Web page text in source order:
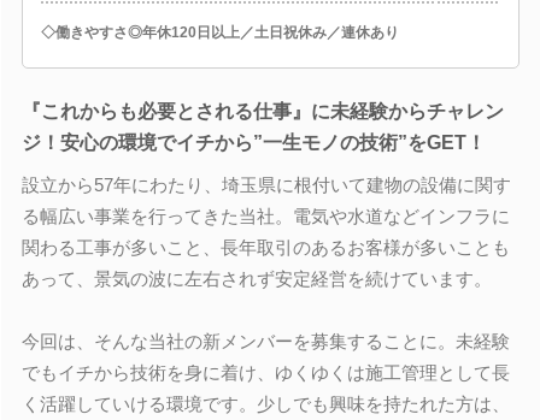
◇働きやすさ◎年休120日以上／土日祝休み／連休あり
『これからも必要とされる仕事』に未経験からチャレン
ジ！安心の環境でイチから”一生モノの技術”をGET！
設立から57年にわたり、埼玉県に根付いて建物の設備に関す
る幅広い事業を行ってきた当社。電気や水道などインフラに
関わる工事が多いこと、長年取引のあるお客様が多いことも
あって、景気の波に左右されず安定経営を続けています。
今回は、そんな当社の新メンバーを募集することに。未経験
でもイチから技術を身に着け、ゆくゆくは施工管理として長
く活躍していける環境です。少しでも興味を持たれた方は、